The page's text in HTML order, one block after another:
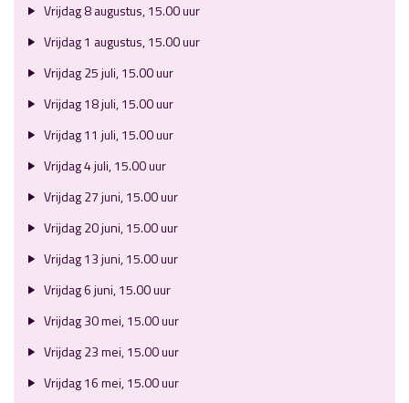
Vrijdag 8 augustus, 15.00 uur
Vrijdag 1 augustus, 15.00 uur
Vrijdag 25 juli, 15.00 uur
Vrijdag 18 juli, 15.00 uur
Vrijdag 11 juli, 15.00 uur
Vrijdag 4 juli, 15.00 uur
Vrijdag 27 juni, 15.00 uur
Vrijdag 20 juni, 15.00 uur
Vrijdag 13 juni, 15.00 uur
Vrijdag 6 juni, 15.00 uur
Vrijdag 30 mei, 15.00 uur
Vrijdag 23 mei, 15.00 uur
Vrijdag 16 mei, 15.00 uur